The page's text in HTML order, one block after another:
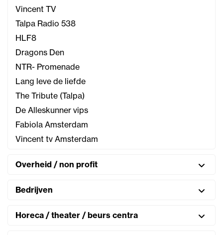
Vincent TV
Talpa Radio 538
HLF8
Dragons Den
NTR- Promenade
Lang leve de liefde
The Tribute (Talpa)
De Alleskunner vips
Fabiola Amsterdam
Vincent tv Amsterdam
Overheid / non profit
Bedrijven
Horeca / theater / beurs centra